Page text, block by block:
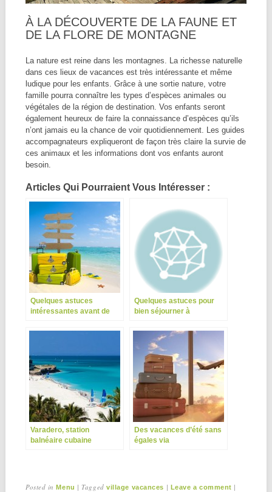
À LA DÉCOUVERTE DE LA FAUNE ET
DE LA FLORE DE MONTAGNE
La nature est reine dans les montagnes. La richesse naturelle
dans ces lieux de vacances est très intéressante et même
ludique pour les enfants. Grâce à une sortie nature, votre
famille pourra connaître les types d’espèces animales ou
végétales de la région de destination. Vos enfants seront
également heureux de faire la connaissance d’espèces qu’ils
n’ont jamais eu la chance de voir quotidiennement. Les guides
accompagnateurs expliqueront de façon très claire la survie de
ces animaux et les informations dont vos enfants auront
besoin.
Articles Qui Pourraient Vous Intéresser :
Quelques astuces
intéressantes avant de
Quelques astuces pour
bien séjourner à
Varadero, station
balnéaire cubaine
Des vacances d’été sans
égales via
Posted inMenu |Taggedvillage vacances | Leave a comment |